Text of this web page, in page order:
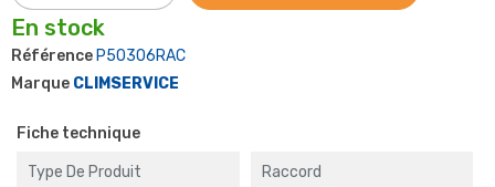
En stock
Référence P50306RAC
Marque CLIMSERVICE
Fiche technique
Type De Produit Raccord